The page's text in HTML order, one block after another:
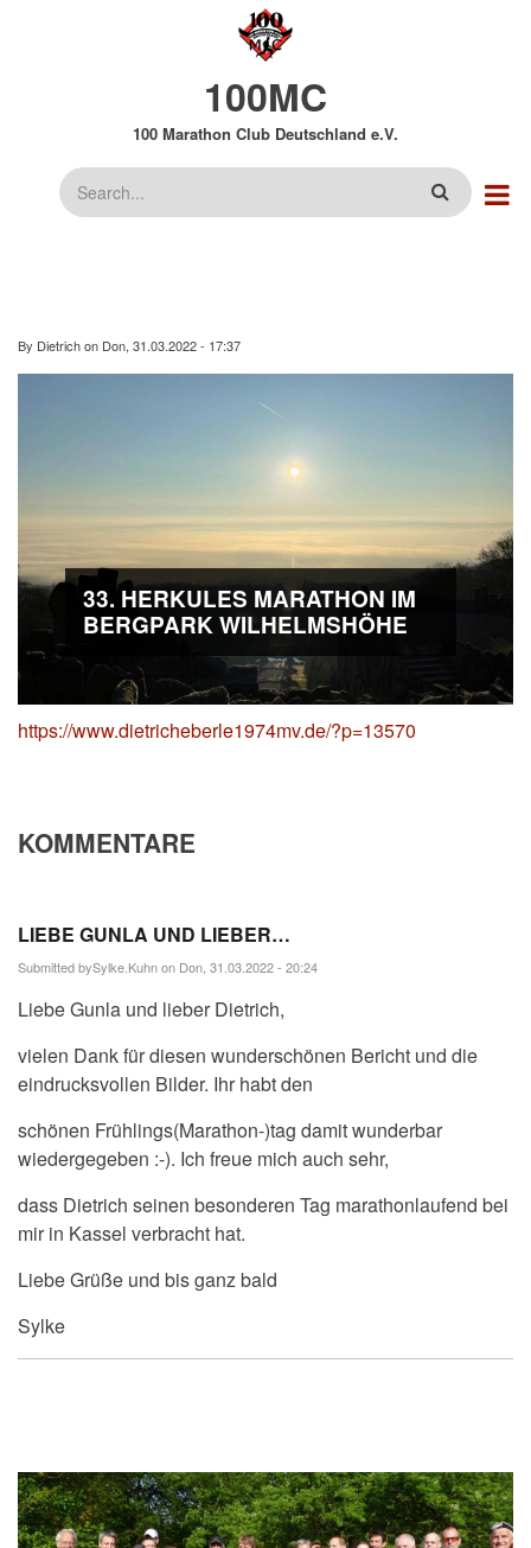
100MC
100 Marathon Club Deutschland e.V.
Suche
By Dietrichon Don, 31.03.2022 - 17:37
33. HERKULES MARATHON IM
BERGPARK WILHELMSHÖHE
https://www.dietricheberle1974mv.de/?p=13570
KOMMENTARE
LIEBE GUNLA UND LIEBER…
Submitted bySylke.Kuhnon Don, 31.03.2022 - 20:24
Liebe Gunla und lieber Dietrich,
vielen Dank für diesen wunderschönen Bericht und die
eindrucksvollen Bilder. Ihr habt den
schönen Frühlings(Marathon-)tag damit wunderbar
wiedergegeben :-). Ich freue mich auch sehr,
dass Dietrich seinen besonderen Tag marathonlaufend bei
mir in Kassel verbracht hat.
Liebe Grüße und bis ganz bald
Sylke